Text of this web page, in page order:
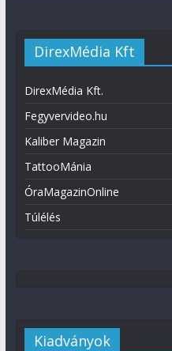
DirexMédia Kft
DirexMédia Kft.
Fegyvervideo.hu
Kaliber Magazin
TattooMánia
ÓraMagazinOnline
Túlélés
Kiadványok